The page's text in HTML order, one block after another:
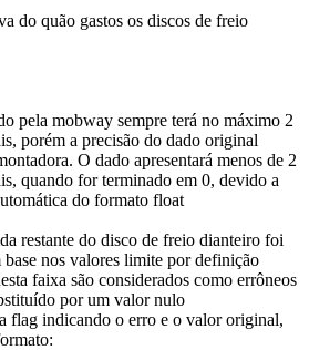
do quão gastos os discos de freio
pela mobway sempre terá no máximo 2
porém a precisão do dado original
O dado apresentará menos de 2
quando for terminado em 0, devido a
do formato float
restante do disco de freio dianteiro foi
nos valores limite por definição
faixa são considerados como errôneos
por um valor nulo
flag indicando o erro e o valor original,